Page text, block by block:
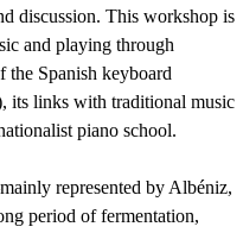
discussion. This workshop is
and playing through
the Spanish keyboard
its links with traditional music
piano school.
represented by Albéniz,
period of fermentation,